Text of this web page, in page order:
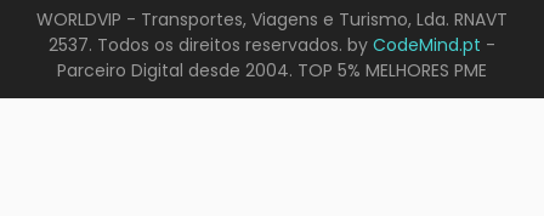
WORLDVIP - Transportes, Viagens e Turismo, Lda. RNAVT
2537. Todos os direitos reservados. by CodeMind.pt -
Parceiro Digital desde 2004. TOP 5% MELHORES PME